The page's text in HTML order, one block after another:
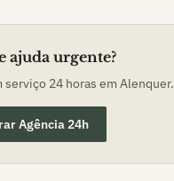
ajuda urgente?
serviço 24 horas em Alenquer.
Agência 24h